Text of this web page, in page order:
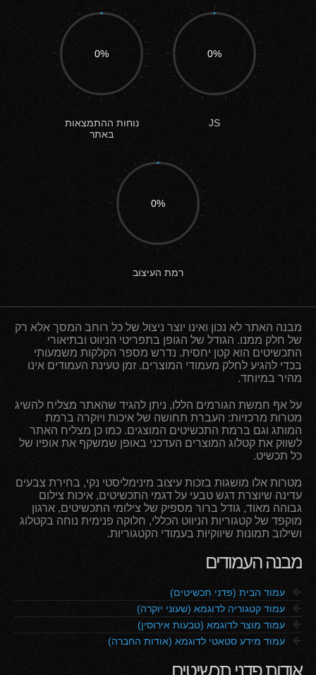
0%
JS
0%
נוחות ההתמצאות
באתר
0%
רמת העיצוב
מבנה האתר לא נכון ואינו יוצר ניצול של כל רוחב המסך אלא רק
של חלק ממנו. הגודל של הגופן בתפריטי הניווט ובתיאורי
התכשיטים הוא קטן יחסית. נדרש מספר הקלקות משמעותי
בכדי להגיע לחלק מעמודי המוצרים. זמן טעינת העמודים אינו
מהיר במיוחד.
על אף חמשת הגורמים הללו, ניתן להגיד שהאתר מצליח להשיג
מטרות מרכזיות: העברת תחושה של איכות ויוקרה ברמת
המותג וגם ברמת התכשיטים המוצגים. כמו כן מצליח האתר
לשווק את קטלוג המוצרים העדכני באופן שמשקף את אופיו של
כל תכשיט.
מטרות אלו מושגות בזכות עיצוב מינימליסטי נקי, בחירת צבעים
עדינה שיוצרת דגש טבעי על דגמי התכשיטים, איכות צילום
גבוהה מאוד, גודל ברור מספיק של צילומי התכשיטים, ארגון
מוקפד של קטגוריות הניווט הכללי, חלוקה פנימית נוחה בקטלוג
ושילוב תמונות שיווקיות בעמודי הקטגוריות.
מבנה העמודים
f עמוד הבית (פדני תכשיטים)
f עמוד קטגוריה לדוגמא (שעוני יוקרה)
f עמוד מוצר לדוגמא (טבעות אירוסין)
f עמוד מידע סטאטי לדוגמא (אודות החברה)
אודות פדני תכשיטים